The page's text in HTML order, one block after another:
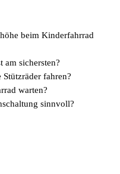
beim Kinderfahrrad
am sichersten?
fahren?
warten?
sinnvoll?